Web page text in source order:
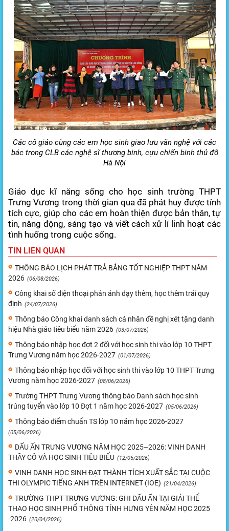
Các cô giáo cùng các em học sinh giao lưu văn nghệ với các
bác trong CLB các nghệ sĩ thương binh, cựu chiến binh thủ đô
Hà Nội
Giáo dục kĩ năng sống cho học sinh trường THPT
Trưng Vương trong thời gian qua đã phát huy được tính
tích cực, giúp cho các em hoàn thiện được bản thân, tự
tin, năng động, sáng tạo và viết cách xử lí linh hoạt các
tình huống trong cuộc sống.
TIN LIÊN QUAN
THÔNG BÁO LỊCH PHÁT TRẢ BẰNG TỐT NGHIỆP THPT NĂM
2026 (06/08/2026)
Công khai số điện thoại phản ánh dạy thêm, học thêm trái quy
định (24/07/2026)
Thông báo Công khai danh sách cá nhân đề nghị xét tặng danh
hiệu Nhà giáo tiêu biểu năm 2026 (03/07/2026)
Thông báo nhập học đợt 2 đối với học sinh thi vào lớp 10 THPT
Trưng Vương năm học 2026-2027 (01/07/2026)
Thông báo nhập học đối với học sinh thi vào lớp 10 THPT Trưng
Vương năm học 2026-2027 (08/06/2026)
Trường THPT Trưng Vương thông báo Danh sách học sinh
trúng tuyển vào lớp 10 Đợt 1 năm học 2026-2027 (05/06/2026)
Thông báo điểm chuẩn TS lớp 10 năm học 2026-2027
(05/06/2026)
DẤU ẤN TRƯNG VƯƠNG NĂM HỌC 2025–2026: VINH DANH
THẦY CÔ VÀ HỌC SINH TIÊU BIỂU (12/05/2026)
VINH DANH HỌC SINH ĐẠT THÀNH TÍCH XUẤT SẮC TẠI CUỘC
THI OLYMPIC TIẾNG ANH TRÊN INTERNET (IOE) (21/04/2026)
TRƯỜNG THPT TRƯNG VƯƠNG: GHI DẤU ẤN TẠI GIẢI THỂ
THAO HỌC SINH PHỔ THÔNG TỈNH HƯNG YÊN NĂM HỌC 2025
-2026 (20/04/2026)